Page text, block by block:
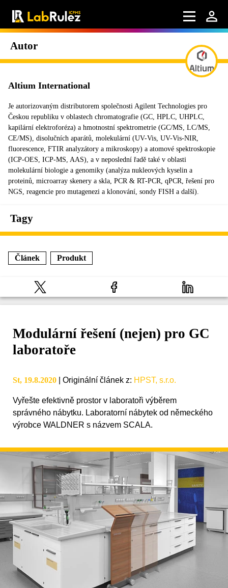
Autor
Altium International
Je autorizovaným distributorem společnosti Agilent Technologies pro
Českou republiku v oblastech chromatografie (GC, HPLC, UHPLC,
kapilární elektroforéza) a hmotnostní spektrometrie (GC/MS, LC/MS,
CE/MS), disolučních aparátů, molekulární (UV-Vis, UV-Vis-NIR,
fluorescence, FTIR analyzátory a mikroskopy) a atomové spektroskopie
(ICP-OES, ICP-MS, AAS), a v neposlední řadě také v oblasti
molekulární biologie a genomiky (analýza nukleových kyselin a
proteinů, microarray skenery a skla, PCR & RT-PCR, qPCR, řešení pro
NGS, reagencie pro mutagenezi a klonování, sondy FISH a další).
Tagy
Článek Produkt
Modulární řešení (nejen) pro GC
laboratoře
St, 19.8.2020 Originální článek z: HPST, s.r.o.
Vyřešte efektivně prostor v laboratoři výběrem
správného nábytku. Laboratorní nábytek od německého
výrobce WALDNER s názvem SCALA.